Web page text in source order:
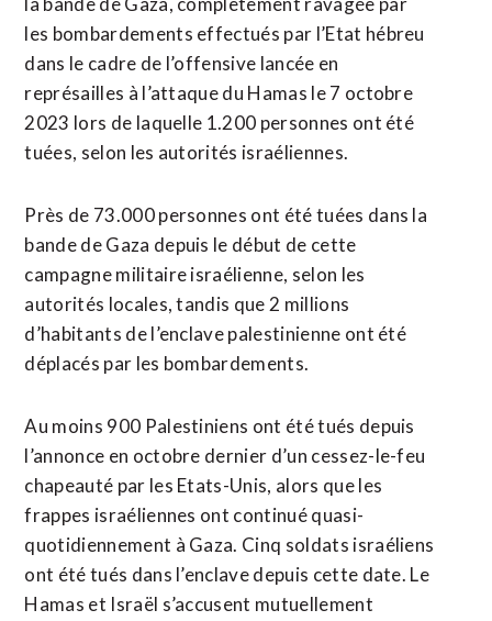
les ​bombardements effectués par l’Etat ‌hébreu
dans le cadre de l’offensive lancée en
représailles à l’attaque du Hamas ​le 7 octobre
2023 lors ⁠de laquelle 1.200 personnes ont été
tuées, selon les autorités israéliennes.
Près de 73.000 personnes ont été ‌tuées dans la
bande de Gaza ‌depuis le début de cette
campagne militaire israélienne, selon les
autorités locales, tandis que 2 millions
d’habitants de l’enclave palestinienne ont été
déplacés par les bombardements.
Au moins 900 Palestiniens ont été tués depuis
l’annonce en octobre dernier d’un cessez-le-feu
chapeauté par les Etats-Unis, alors ​que les
frappes israéliennes ont continué quasi-
quotidiennement à Gaza. Cinq soldats israéliens
ont été tués dans l’enclave depuis cette date. Le
Hamas et Israël s’accusent mutuellement